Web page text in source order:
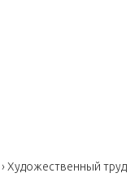
›Художественный труд